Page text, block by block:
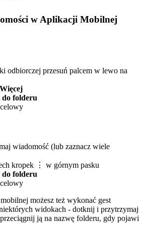
w Aplikacji Mobilnej
odbiorczej przesuń palcem w lewo na
Więcej
do folderu
wiadomość (lub zaznacz wiele
kropek ⋮ w górnym pasku
do folderu
możesz też wykonać gest
widokach - dotknij i przytrzymaj
ją na nazwę folderu, gdy pojawi